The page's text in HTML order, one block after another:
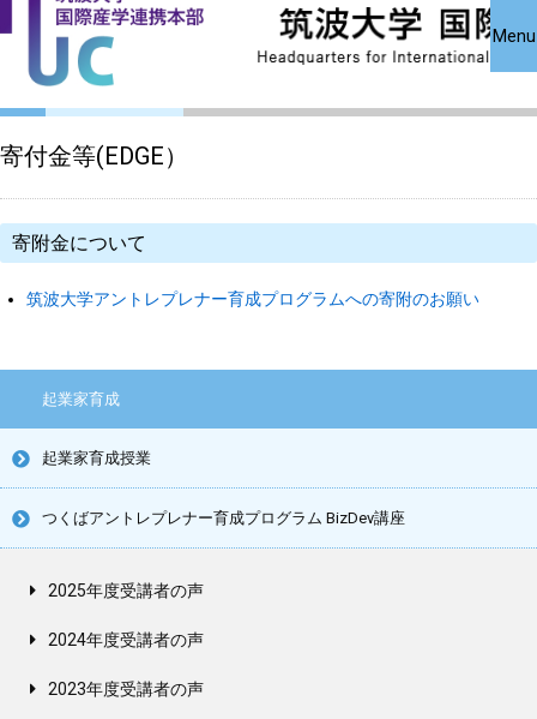
Menu
Close
国際産学連携
本部について
国際産学連携
本部公募事業
共同研究受
究・知的財
アクセス お問い合わせ English
寄付金等(EDGE）
寄附金について
筑波大学アントレプレナー育成プログラムへの寄附のお願い
起業家育成
起業家育成授業
つくばアントレプレナー育成プログラム BizDev講座
2025年度受講者の声
2024年度受講者の声
2023年度受講者の声